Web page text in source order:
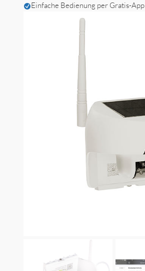
Einfache Bedienung per Gratis-App